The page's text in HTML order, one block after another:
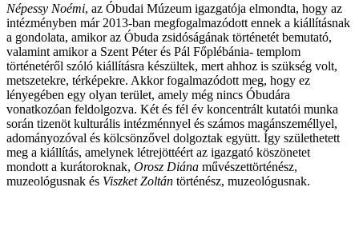
Népessy Noémi, az Óbudai Múzeum igazgatója elmondta, hogy az
intézményben már 2013-ban megfogalmazódott ennek a kiállításnak
a gondolata, amikor az Óbuda zsidóságának történetét bemutató,
valamint amikor a Szent Péter és Pál Főplébánia- templom
történetéről szóló kiállításra készültek, mert ahhoz is szükség volt,
metszetekre, térképekre. Akkor fogalmazódott meg, hogy ez
lényegében egy olyan terület, amely még nincs Óbudára
vonatkozóan feldolgozva. Két és fél év koncentrált kutatói munka
során tizenöt kulturális intézménnyel és számos magánszeméllyel,
adományozóval és kölcsönzővel dolgoztak együtt. Így születhetett
meg a kiállítás, amelynek létrejöttéért az igazgató köszönetet
mondott a kurátoroknak, Orosz Diána művészettörténész,
muzeológusnak és Viszket Zoltán történész, muzeológusnak.